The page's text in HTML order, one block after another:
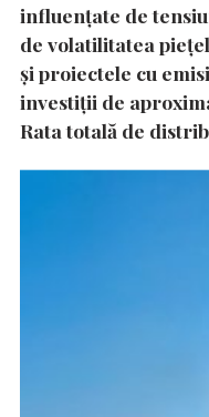
influențate de
de volatilitatea
și proiectele cu
investiții de
Rata totală de